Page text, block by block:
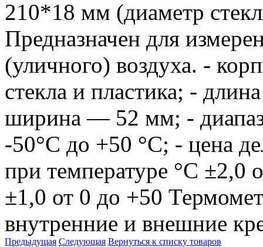
210*18 мм (диаметр
Предназначен для
(уличного) воздуха. -
стекла и пластика; -
ширина — 52 мм; -
-50°С до +50 °С; - цена
при температуре °С ±2,0
±1,0 от 0 до +50
внутренние и внешние
Предыдущая Следующая Вернуться к списку товаров